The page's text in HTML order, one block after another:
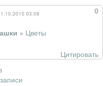
0
03:08
» Цветы
Цитировать